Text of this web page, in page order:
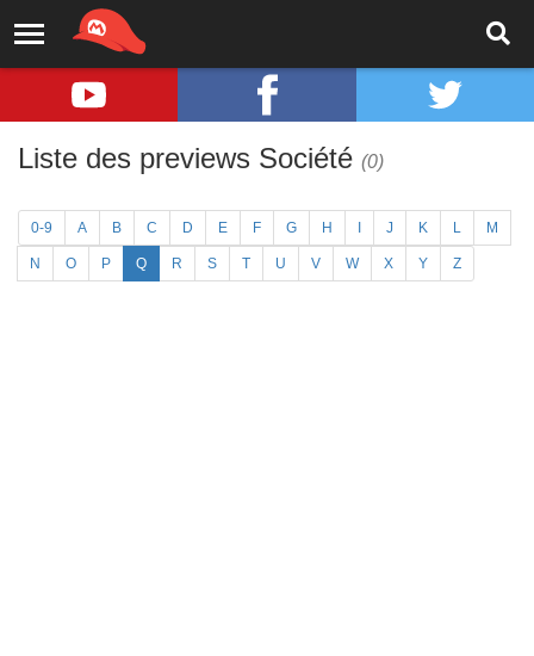
Liste des previews Société (0)
0-9 A B C D E F G H J K L M
N O P Q R S T U V W X Y Z